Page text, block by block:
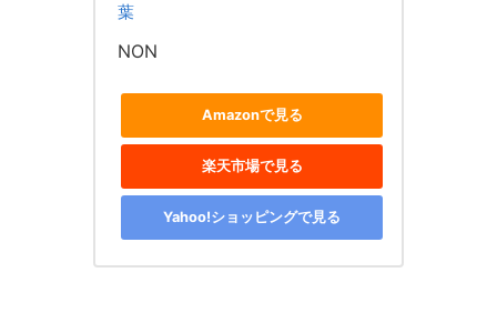
葉
NON
Amazonで見る
楽天市場で見る
Yahoo!ショッピングで見る